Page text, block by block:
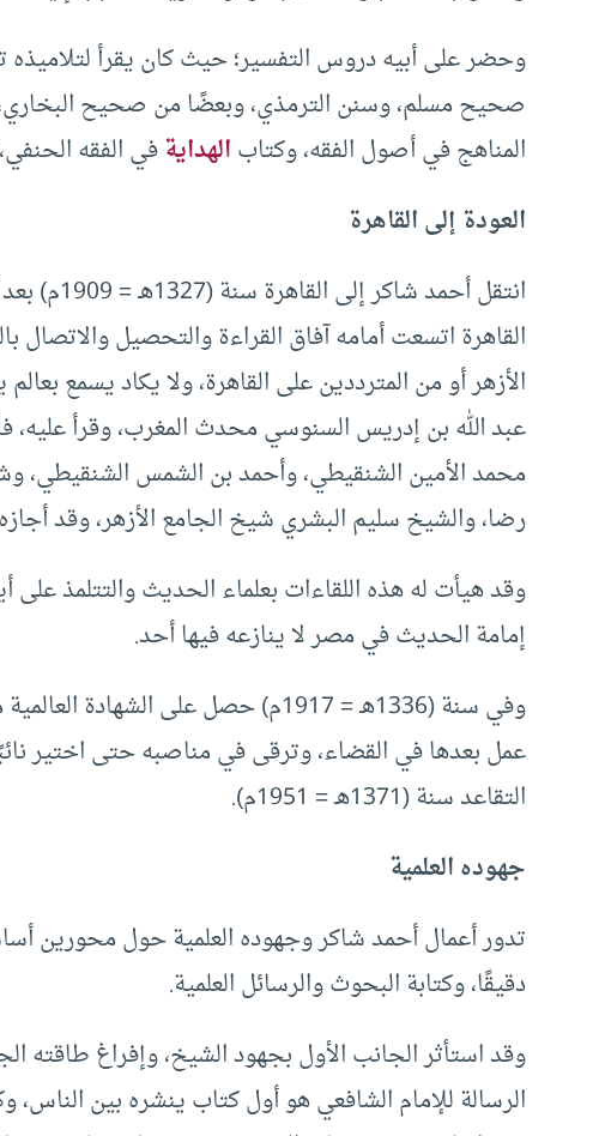
وحضر على أبيه دروس التفسير؛ حيث كان يقرأ لتلاميذه
صحيح مسلم، وسنن الترمذي، وبعضًا من صحيح
المناهج في أصول الفقه، وكتابالهدايةفي الفقه
العودة إلى القاهرة
انتقل
القاهرة اتسعت أمامه آفاق القراءة والتحصيل والاتصال
الأزهر أو من المترددين على القاهرة، ولا يكاد يسمع
عبد الله بن إدريس السنوسي محدث المغرب، وقرأ عليه،
محمد الأمين الشنقيطي، وأحمد بن الشمس الشنقيطي،
رضا، والشيخ سليم البشري شيخ الجامع الأزهر، وقد
وقد هيأت له هذه اللقاءات بعلماء الحديث والتتلمذ على
إمامة الحديث في مصر لا ينازعه فيها أحد.
وفي سنة (1336هـ = 1917م) حصل على
عمل بعدها في القضاء، وترقى في مناصبه حتى اختير
التقاعد سنة (1371هـ = 1951م).
جهوده العلمية
تدور أعمال أحمد شاكر وجهوده العلمية حول محورين
دقيقًا، وكتابة البحوث والرسائل العلمية.
وقد استأثر الجانب الأول بجهود الشيخ، وإفراغ طاقته
الرسالة للإمام الشافعي هو أول كتاب ينشره بين الناس،